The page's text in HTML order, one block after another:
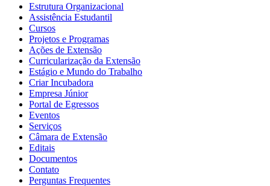
Estrutura Organizacional
Assistência Estudantil
Cursos
Projetos e Programas
Ações de Extensão
Curricularização da Extensão
Estágio e Mundo do Trabalho
Criar Incubadora
Empresa Júnior
Portal de Egressos
Eventos
Serviços
Câmara de Extensão
Editais
Documentos
Contato
Perguntas Frequentes